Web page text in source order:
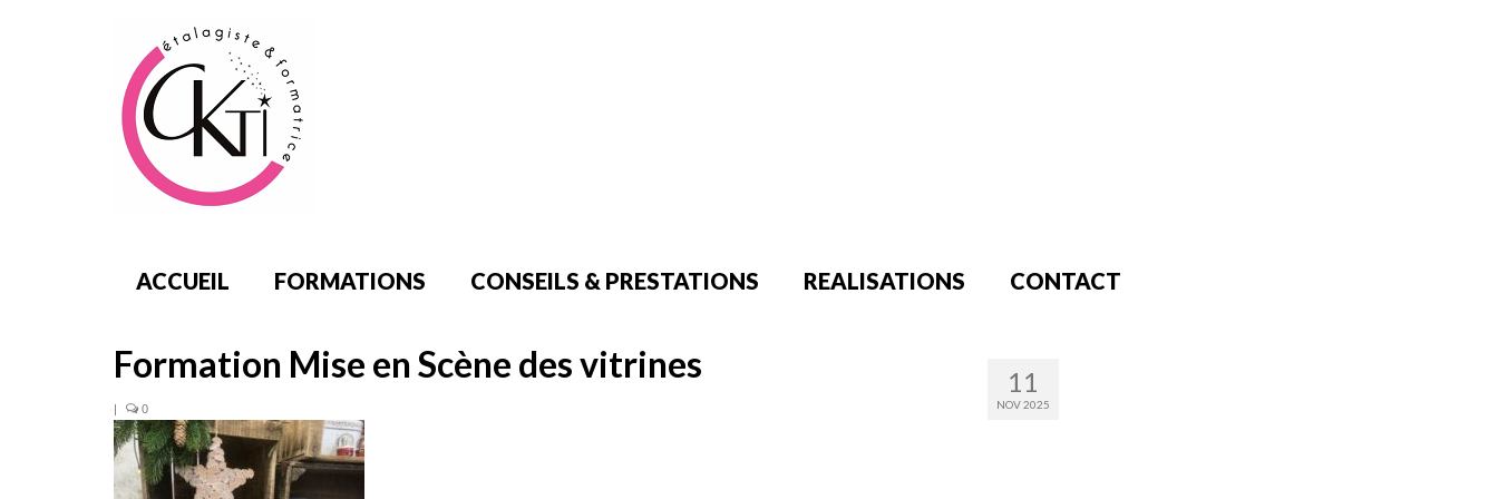
ACCUEIL FORMATIONS CONSEILS & PRESTATIONS REALISATIONS CONTACT
11
NOV 2025
Formation Mise en Scène des vitrines
| 0